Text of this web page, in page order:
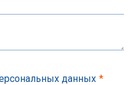
данных